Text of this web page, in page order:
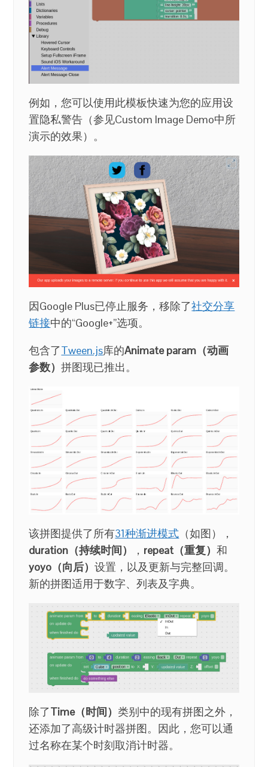
例如，您可以使用此模板快速为您的应用设
置隐私警告（参见Custom Image Demo中所
演示的效果）。
因Google Plus已停止服务，移除了社交分享
链接中的“Google+”选项。
包含了Tween.js库的Animate param（动画
参数）拼图现已推出。
该拼图提供了所有31种渐进模式 （如图），
duration（持续时间）
， repeat（重复）和
yoyo（向后）设置，以及更新与完整回调。
新的拼图适用于数字、列表及字典。
除了Time（时间）类别中的现有拼图之外，
还添加了高级计时器拼图。因此，您可以通
过名称在某个时刻取消计时器。